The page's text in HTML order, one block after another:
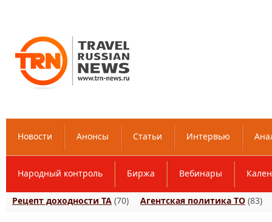
Новости Анонсы Статьи Интервью
Народный контроль Биржа Вебинары
Рецепт доходности ТА (70) Агентская политика ТО (83)